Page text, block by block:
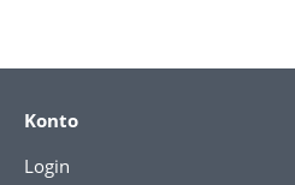
Konto
Login